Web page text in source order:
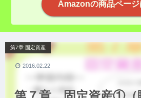
Amazonの商品ページ
第7章 固定資産
2016.02.22